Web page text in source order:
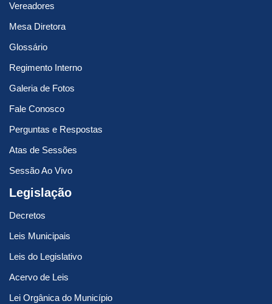
Vereadores
Mesa Diretora
Glossário
Regimento Interno
Galeria de Fotos
Fale Conosco
Perguntas e Respostas
Atas de Sessões
Sessão Ao Vivo
Legislação
Decretos
Leis Municipais
Leis do Legislativo
Acervo de Leis
Lei Orgânica do Município